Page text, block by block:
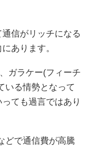
信がリッチになる
あります。
ガラケー(フィーチ
いる情勢となって
ても過言ではあり
どで通信費が高騰